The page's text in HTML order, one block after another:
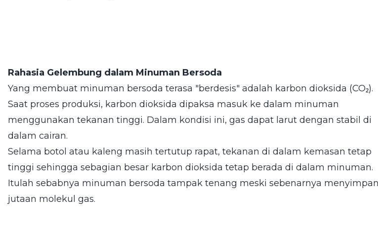
Rahasia Gelembung dalam Minuman Bersoda
Yang membuat minuman bersoda terasa "berdesis" adalah karbon dioksida (CO₂).
Saat proses produksi, karbon dioksida dipaksa masuk ke dalam minuman
menggunakan tekanan tinggi. Dalam kondisi ini, gas dapat larut dengan stabil di
dalam cairan.
Selama botol atau kaleng masih tertutup rapat, tekanan di dalam kemasan tetap
tinggi sehingga sebagian besar karbon dioksida tetap berada di dalam minuman.
Itulah sebabnya minuman bersoda tampak tenang meski sebenarnya menyimpan
jutaan molekul gas.